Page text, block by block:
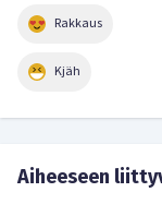
Rakkaus
Kjäh
Aiheeseen